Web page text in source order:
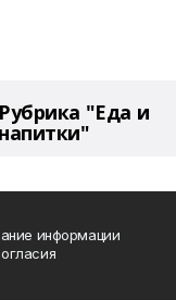
Рубрика "Еда и
напитки"
информации